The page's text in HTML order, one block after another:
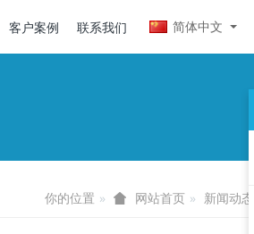
简体中文
客户案例 联系我们
你的位置 网站首页 新闻动态